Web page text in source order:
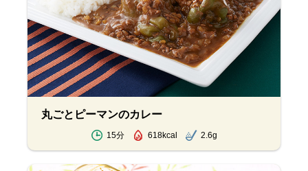
丸ごとピーマンのカレー
15分 618kcal 2.6g